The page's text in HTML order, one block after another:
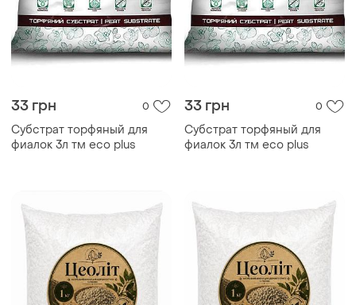
33 грн 0
Субстрат торфяный для
фиалок 3л тм eco plus
33 грн 0
Субстрат торфяный для
фиалок 3л тм eco plus